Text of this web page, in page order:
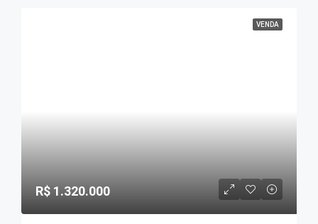
VENDA
R$ 1.320.000